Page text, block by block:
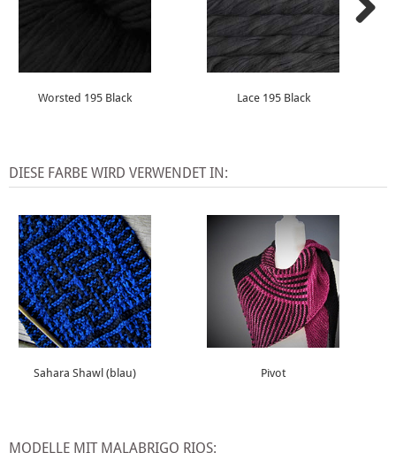
Worsted 195 Black Lace 195 Black
DIESE FARBE WIRD VERWENDET IN:
Sahara Shawl (blau) Pivot
MODELLE MIT MALABRIGO RIOS: